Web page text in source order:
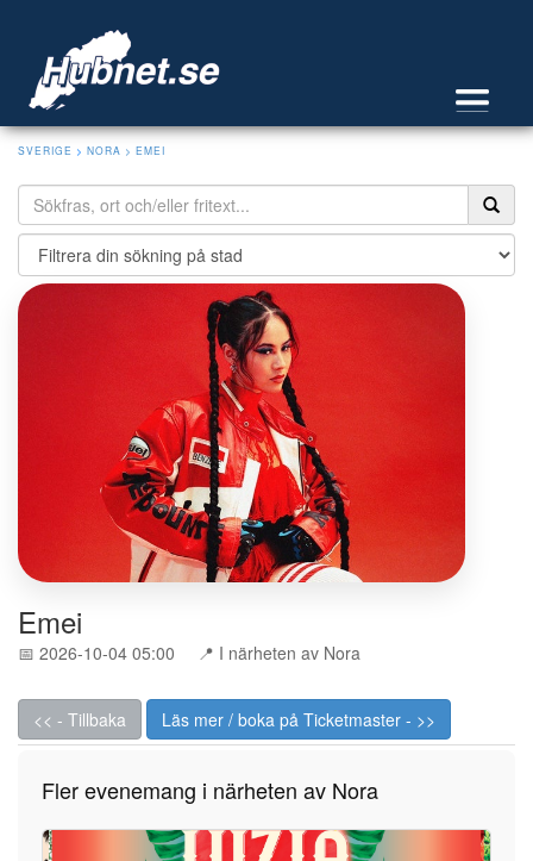
SVERIGE > NORA > EMEI
Emei
📅 2026-10-04 05:00 📍 I närheten av Nora
<< - Tillbaka Läs mer / boka på Ticketmaster - >>
Fler evenemang i närheten av Nora